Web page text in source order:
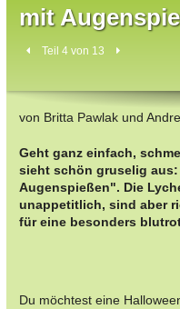
mit
Teil 4 von 13
von Britta Pawlak und
Geht ganz einfach,
sieht schön gruselig
Augenspießen". Die
unappetitlich, sind aber
für eine besonders
Du möchtest eine